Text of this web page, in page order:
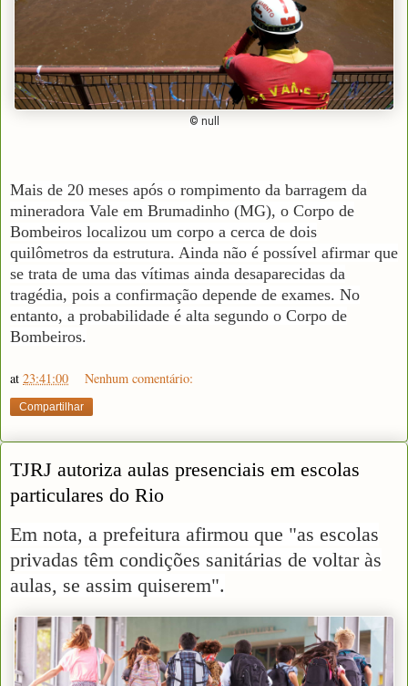
© null
Mais de 20 meses após o rompimento da barragem da
mineradora Vale em Brumadinho (MG), o Corpo de
Bombeiros localizou um corpo a cerca de dois
quilômetros da estrutura. Ainda não é possível afirmar que
se trata de uma das vítimas ainda desaparecidas da
tragédia, pois a confirmação depende de exames. No
entanto, a probabilidade é alta segundo o Corpo de
Bombeiros.
at 23:41:00 Nenhum comentário:
Compartilhar
TJRJ autoriza aulas presenciais em escolas
particulares do Rio
Em nota, a prefeitura afirmou que "as escolas
privadas têm condições sanitárias de voltar às
aulas, se assim quiserem".